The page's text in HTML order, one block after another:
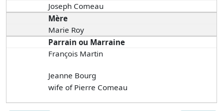
Joseph Comeau
Mère
Marie Roy
Parrain ou Marraine
François Martin
Jeanne Bourg
wife of Pierre Comeau